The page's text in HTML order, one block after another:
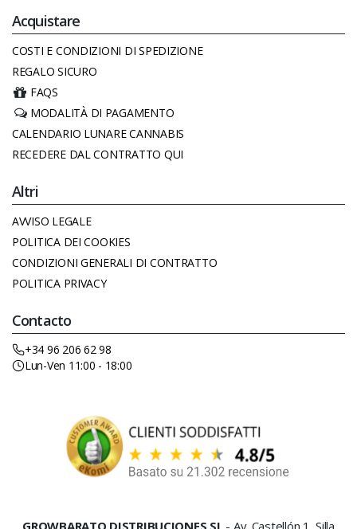
Acquistare
COSTI E CONDIZIONI DI SPEDIZIONE
REGALO SICURO
FAQS
MODALITÀ DI PAGAMENTO
CALENDARIO LUNARE CANNABIS
RECEDERE DAL CONTRATTO QUI
Altri
AVVISO LEGALE
POLITICA DEI COOKIES
CONDIZIONI GENERALI DI CONTRATTO
POLITICA PRIVACY
Contacto
+34 96 206 62 98
Lun-Ven 11:00 - 18:00